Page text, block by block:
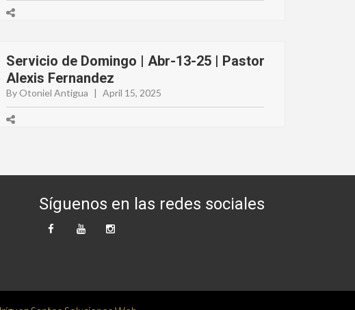
Servicio de Domingo | Abr-13-25 | Pastor
Alexis Fernandez
By Otoniel Antigua | April 15, 2025
Síguenos en las redes sociales